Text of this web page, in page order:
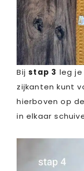
Bijstap 3 leg
zijkanten kunt
hierboven op
in elkaar